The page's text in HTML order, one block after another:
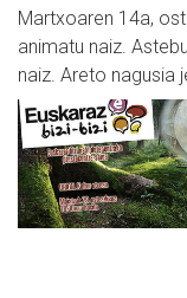
Martxoaren 14a,
animatu naiz.
naiz. Areto nagusia